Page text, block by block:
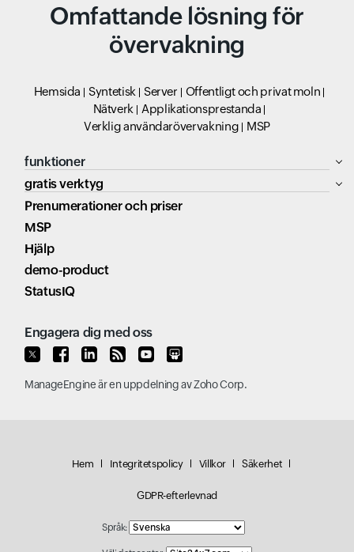
Omfattande lösning för
övervakning
Hemsida Syntetisk Server
Offentligt och privat moln
Nätverk
Applikationsprestanda
Verklig användarövervakning
MSP
funktioner
gratis verktyg
Prenumerationer och priser
MSP
Hjälp
demo-product
StatusIQ
Engagera dig med oss
ManageEngineär en uppdelning avZoho Corp.
Hem Integritetspolicy Villkor Säkerhet
GDPR-efterlevnad
Språk: